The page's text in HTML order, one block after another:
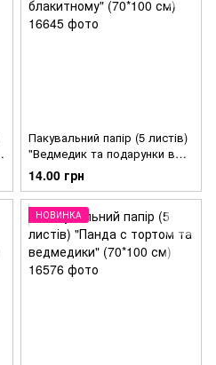
Пакувальний папір (5 листів)
"Ведмедик та подарунки в
квадратах на блакитному"
(70*100 см)
14.00 грн
НОВИНКА